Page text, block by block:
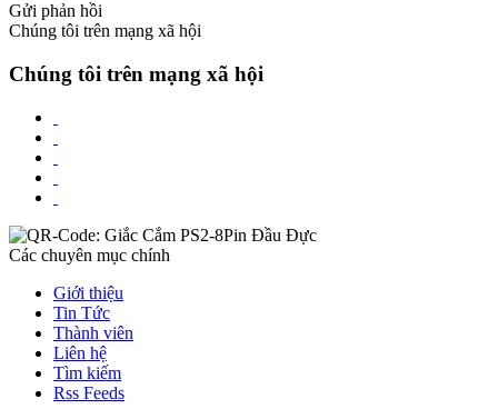
Gửi phản hồi
Chúng tôi trên mạng xã hội
Chúng tôi trên mạng xã hội
Các chuyên mục chính
Giới thiệu
Tin Tức
Thành viên
Liên hệ
Tìm kiếm
Rss Feeds